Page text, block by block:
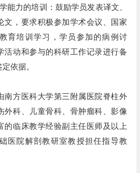
力的培训：鼓励学员发表译文、
文，要求积极参加学术会议、国家
育培训学习，学员参加的病例讨
活动和参与的科研工作记录进行备
依据。
方医科大学第三附属医院脊柱外
外科、儿童骨科、骨肿瘤科、影像
的临床教学经验副主任医师及以上
医院解剖教研室教授担任指导教